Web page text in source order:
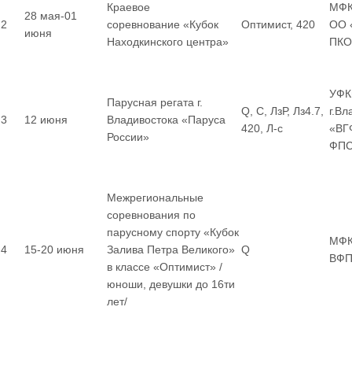
2
28 мая-01
июня
Краевое
соревнование «Кубок
Находкинского центра»
Оптимист, 420
ОО
3 12 июня
Парусная регата г.
Владивостока «Паруса
России»
Q, С, ЛзР, Лз4.7,
420, Л-с
4 15-20 июня
Межрегиональные
соревнования по
парусному спорту «Кубок
Залива Петра Великого»
в классе «Оптимист» /
юноши, девушки до 16ти
лет/
Q